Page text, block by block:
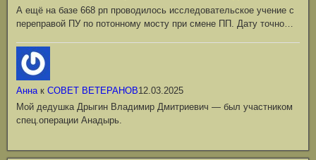
А ещё на базе 668 рп проводилось исследовательское учение с
переправой ПУ по потонному мосту при смене ПП. Дату точно…
Аннак СОВЕТ ВЕТЕРАНОВ12.03.2025
Мой дедушка Дрыгин Владимир Дмитриевич — был участником
спец.операции Анадырь.